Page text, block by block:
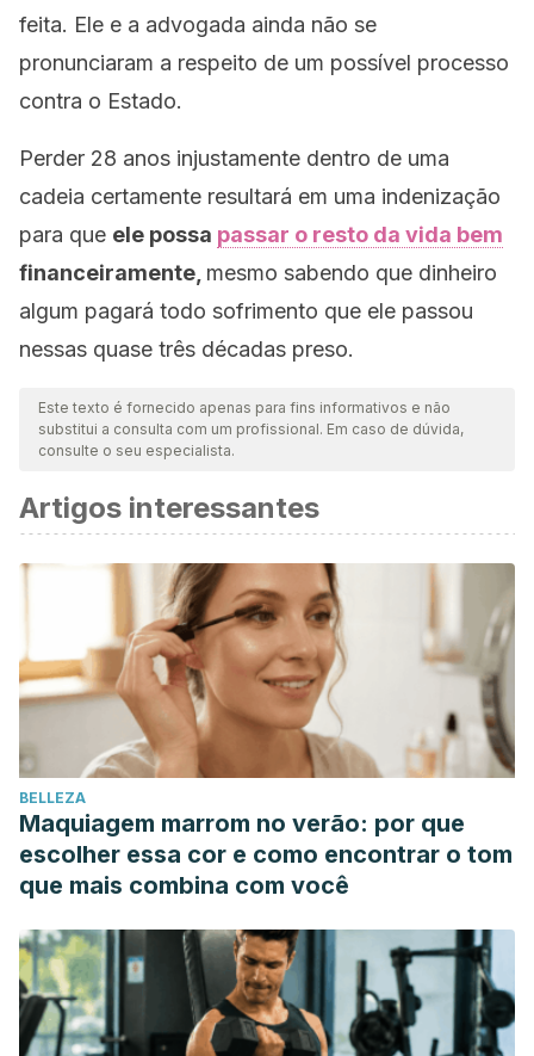
feita. Ele e a advogada ainda não se
pronunciaram a respeito de um possível processo
contra o Estado.
Perder 28 anos injustamente dentro de uma
cadeia certamente resultará em uma indenização
para que ele possa passar o resto da vida bem
financeiramente, mesmo sabendo que dinheiro
algum pagará todo sofrimento que ele passou
nessas quase três décadas preso.
Este texto é fornecido apenas para fins informativos e não
substitui a consulta com um profissional. Em caso de dúvida,
consulte o seu especialista.
Artigos interessantes
BELLEZA
Maquiagem marrom no verão: por que
escolher essa cor e como encontrar o tom
que mais combina com você